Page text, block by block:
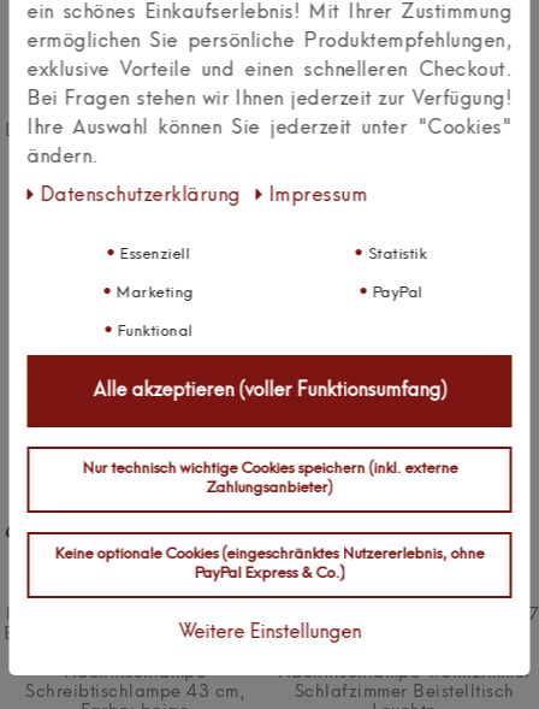
kalb | Altair Tischleuchte E27
Tischlampe Glas Spiegeloptik
Metall Schwarz modern
Designlampe Wohnzimmer Flur
kalb | Tubu LED Akku Outdoor
Tischleuchte Schwarz
Gartenlampe Balkonlampe
Terrassenleuchte
E14 Tischlampe Metall modern
Nachttischlampe
Schreibtischlampe 43 cm ,
kalb | Torcello Tischleuchte E27
modern Design Tischlampe
Nachttischlampe Wohnzimmer
Schlafzimmer Beistelltisch
ein schönes Einkaufserlebnis! Mit Ihrer Zustimmung
ermöglichen Sie persönliche Produktempfehlungen,
exklusive Vorteile und einen schnelleren Checkout.
Bei Fragen stehen wir Ihnen jederzeit zur Verfügung!
Ihre Auswahl können Sie jederzeit unter "Cookies"
ändern.
Daten­schutz­erklärung
Impressum
Essenziell Statistik
Marketing PayPal
Funktional
Alle akzeptieren (voller Funktionsumfang)
Nur technisch wichtige Cookies speichern (inkl. externe
Zahlungsanbieter)
Keine optionale Cookies (eingeschränktes Nutzererlebnis, ohne
PayPal Express & Co.)
Weitere Einstellungen